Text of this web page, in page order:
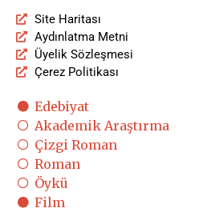
Site Haritası
Aydınlatma Metni
Üyelik Sözleşmesi
Çerez Politikası
Edebiyat
Akademik Araştırma
Çizgi Roman
Roman
Öykü
Film